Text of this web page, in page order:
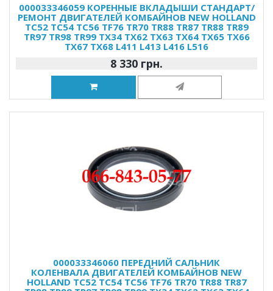
000033346059 КОРЕННЫЕ ВКЛАДЫШИ СТАНДАРТ/
РЕМОНТ ДВИГАТЕЛЕЙ КОМБАЙНОВ NEW HOLLAND
TC52 TC54 TC56 TF76 TR70 TR88 TR87 TR88 TR89
TR97 TR98 TR99 TX34 TX62 TX63 TX64 TX65 TX66
TX67 TX68 L411 L413 L416 L516
8 330 грн.
000033346060 ПЕРЕДНИЙ САЛЬНИК
КОЛЕНВАЛА ДВИГАТЕЛЕЙ КОМБАЙНОВ NEW
HOLLAND TC52 TC54 TC56 TF76 TR70 TR88 TR87